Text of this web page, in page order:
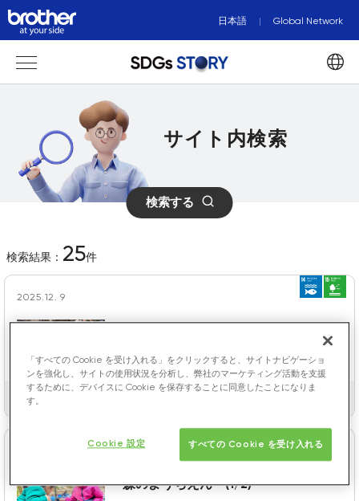
日本語 Global Network
サイト内検索
検索する
検索結果： 25件
2025.12. 9
NPOチームばんどり 房村 由里奈さんのSDGs
イベント
森のようちえん (1/2)
「すべての Cookie を受け入れる」をクリックすると、サイトナビゲーショ
ンを強化し、サイトの使用状況を分析し、弊社のマーケティング活動を支援
するために、デバイスに Cookie を保存することに同意したことになりま
す。
すべての Cookie を受け入れる
Cookie 設定